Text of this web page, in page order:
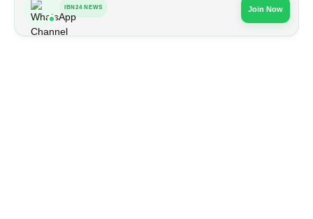
IBN24 NEWS Join Now